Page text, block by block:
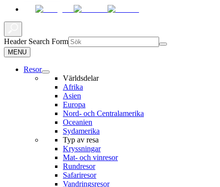
Header Search Form
MENU
Resor
Världsdelar
Afrika
Asien
Europa
Nord- och Centralamerika
Oceanien
Sydamerika
Typ av resa
Kryssningar
Mat- och vinresor
Rundresor
Safariresor
Vandringsresor